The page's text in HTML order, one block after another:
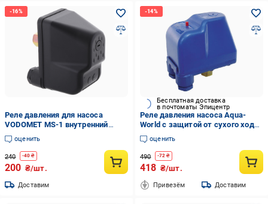
Реле давления для насоса
VODOMET MS-1 внутренний
(VO4002)
оценить
240 -40 ₴
200 ₴/шт.
Доставим
Бесплатная доставка
в почтоматы Эпицентр
Реле давления насоса Aqua-
World с защитой от сухого хода
PC-9А (НА001.2)
оценить
490 -72 ₴
418 ₴/шт.
Привезём Доставим